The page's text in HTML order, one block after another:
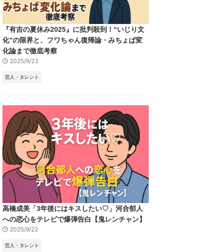
『有吉の夏休み2025』に批判殺到！“いじり文
化”の限界と、フワちゃん復帰論・みちょぱ変
化論まで徹底考察
2025/9/23
芸人・タレント
高橋成美「3年後にはキスしたい♡」河合郁人
への恋心をテレビで爆弾告白【鬼レンチャン】
2025/9/22
芸人・タレント